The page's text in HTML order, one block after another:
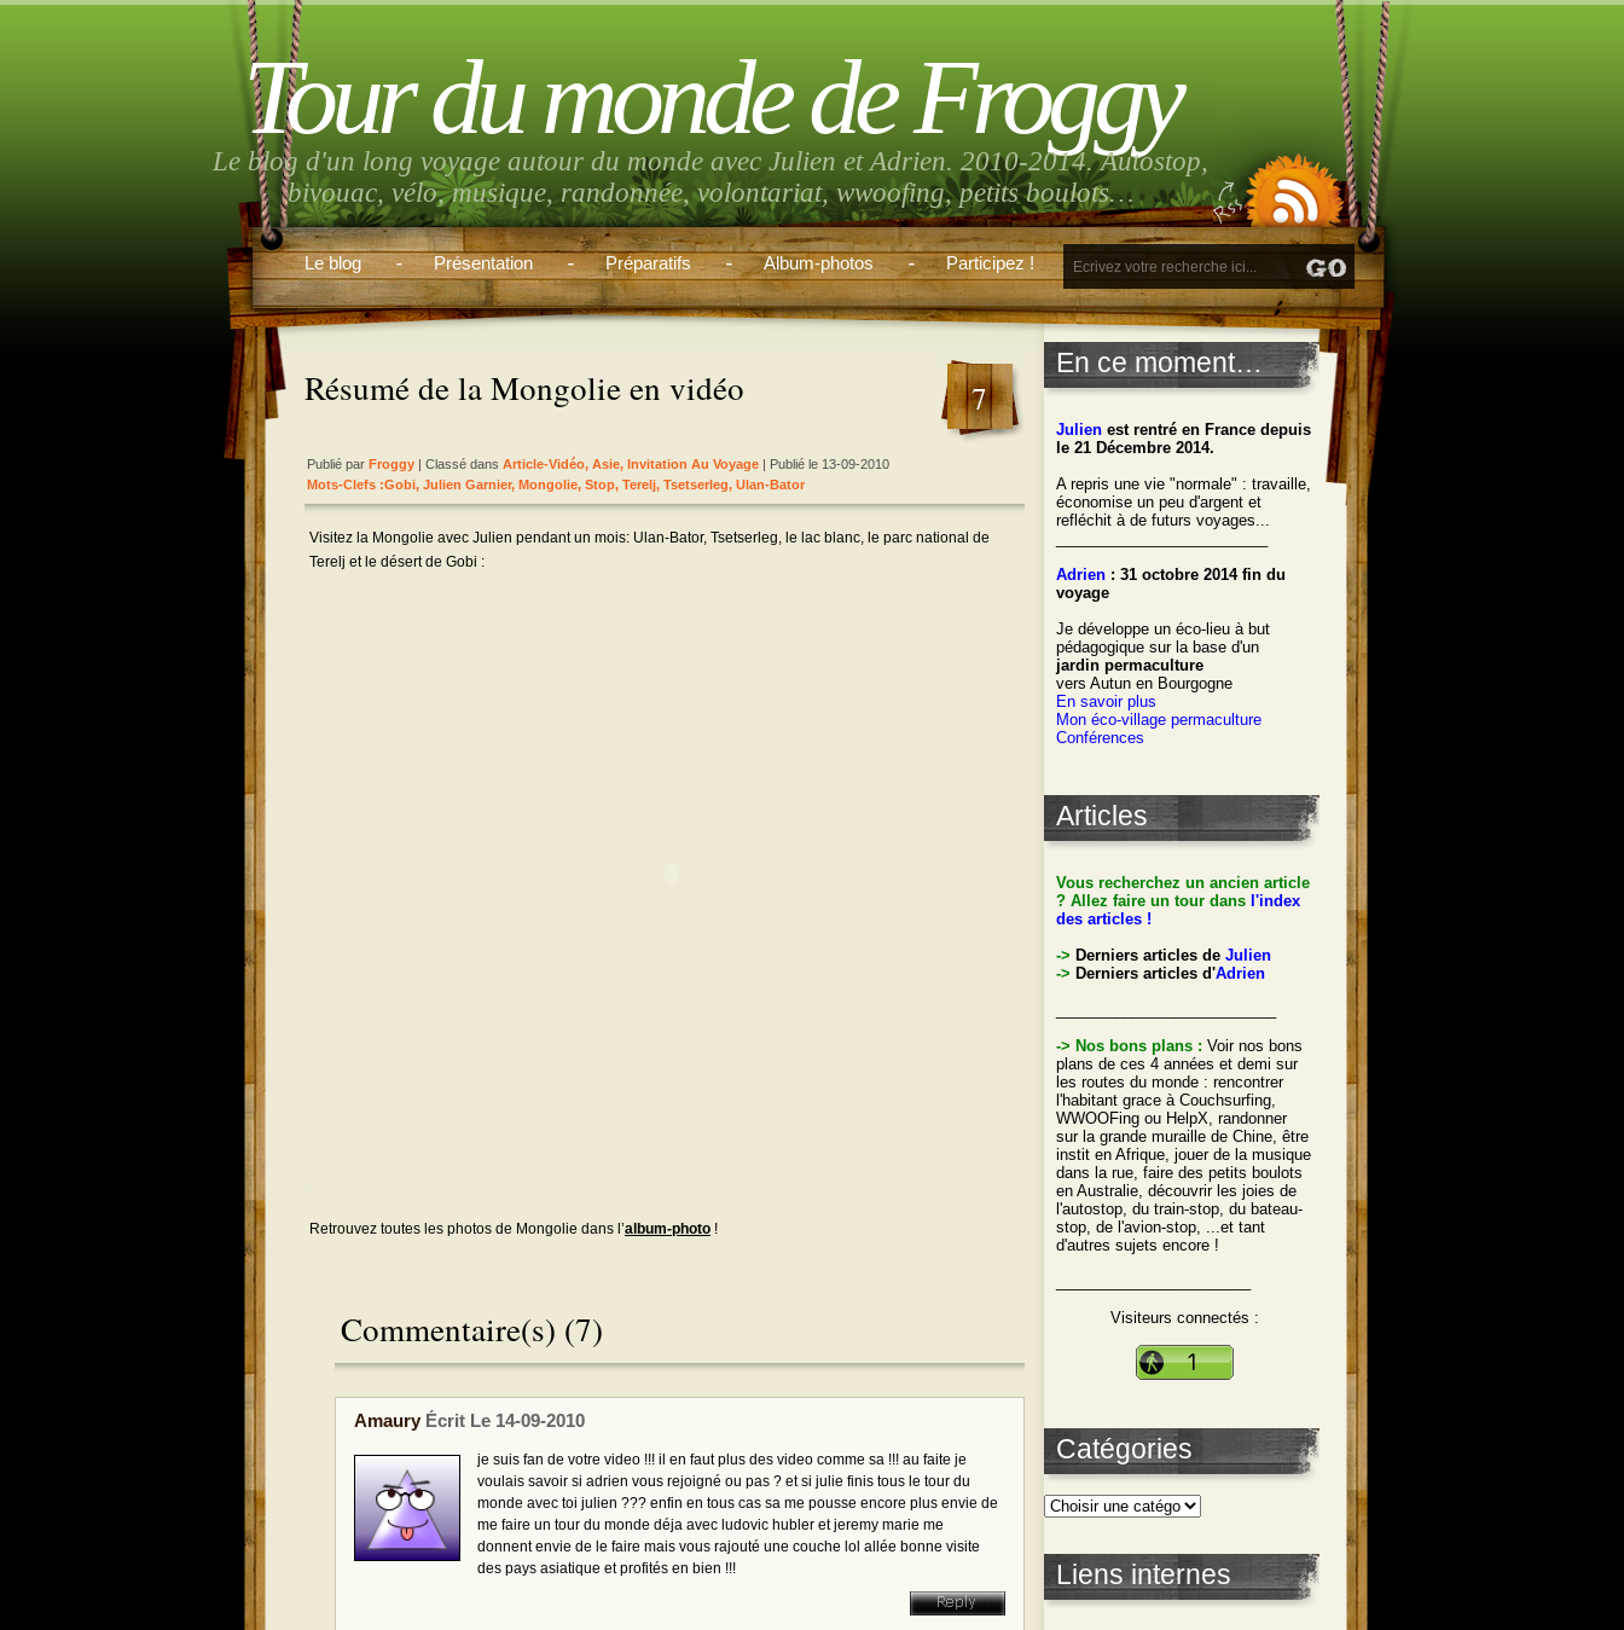
Tour du monde de Froggy
Le blog d'un long voyage autour du monde avec Julien et Adrien. 2010-2014. Autostop,
bivouac, vélo, musique, randonnée, volontariat, wwoofing, petits boulots…
Le blog Présentation Préparatifs Album-photos Participez !
Résumé de la Mongolie en vidéo 7
Publié par Froggy | Classé dans Article-Vidéo, Asie, Invitation Au Voyage | Publié le 13-09-2010
Mots-Clefs :Gobi, Julien Garnier, Mongolie, Stop, Terelj, Tsetserleg, Ulan-Bator
Visitez la Mongolie avec Julien pendant un mois: Ulan-Bator, Tsetserleg, le lac blanc, le parc national de
Terelj et le désert de Gobi :
.
Retrouvez toutes les photos de Mongolie dans l’album-photo !
Commentaire(s) (7)
Amaury Écrit Le 14-09-2010
je suis fan de votre video !!! il en faut plus des video comme sa !!! au faite je
voulais savoir si adrien vous rejoigné ou pas ? et si julie finis tous le tour du
monde avec toi julien ??? enfin en tous cas sa me pousse encore plus envie de
me faire un tour du monde déja avec ludovic hubler et jeremy marie me
donnent envie de le faire mais vous rajouté une couche lol allée bonne visite
des pays asiatique et profités en bien !!!
En ce moment…
Julien est rentré en France depuis
le 21 Décembre 2014.
A repris une vie "normale" : travaille,
économise un peu d'argent et
refléchit à de futurs voyages...
Adrien : 31 octobre 2014 fin du
voyage
Je développe un éco-lieu à but
pédagogique sur la base d'un
jardin permaculture
vers Autun en Bourgogne
En savoir plus
Mon éco-village permaculture
Conférences
Articles
Vous recherchez un ancien article
? Allez faire un tour dans l'index
des articles !
-> Derniers articles de Julien
-> Derniers articles d'Adrien
-> Nos bons plans : Voir nos bons
plans de ces 4 années et demi sur
les routes du monde : rencontrer
l'habitant grace à Couchsurfing,
WWOOFing ou HelpX, randonner
sur la grande muraille de Chine, être
instit en Afrique, jouer de la musique
dans la rue, faire des petits boulots
en Australie, découvrir les joies de
l'autostop, du train-stop, du bateau-
stop, de l'avion-stop, ...et tant
d'autres sujets encore !
Visiteurs connectés :
Catégories
Liens internes